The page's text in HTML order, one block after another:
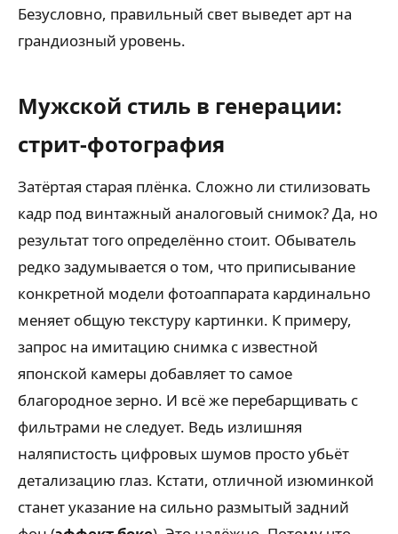
Безусловно, правильный свет выведет арт на
грандиозный уровень.
Мужской стиль в генерации:
стрит-фотография
Затёртая старая плёнка. Сложно ли стилизовать
кадр под винтажный аналоговый снимок? Да, но
результат того определённо стоит. Обыватель
редко задумывается о том, что приписывание
конкретной модели фотоаппарата кардинально
меняет общую текстуру картинки. К примеру,
запрос на имитацию снимка с известной
японской камеры добавляет то самое
благородное зерно. И всё же перебарщивать с
фильтрами не следует. Ведь излишняя
наляпистость цифровых шумов просто убьёт
детализацию глаз. Кстати, отличной изюминкой
станет указание на сильно размытый задний